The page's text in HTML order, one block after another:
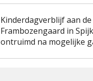
Kinderdagverblijf aan de
Frambozengaard in
ontruimd na mogelijke